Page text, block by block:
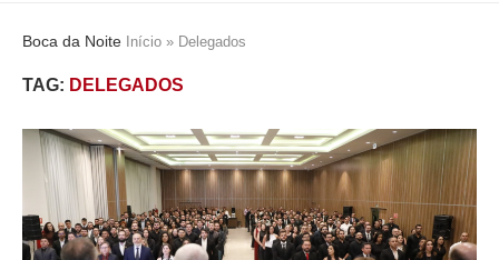
Boca da Noite Início » Delegados
TAG: DELEGADOS